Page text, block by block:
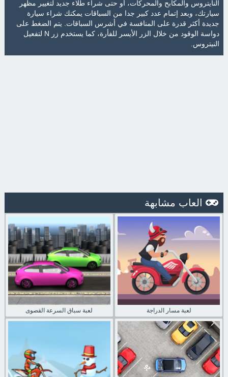
النايتروس والمكابح والمحركات، أو حتى شراء طلاء جديد لتغيير مظهر
سيارتك، وبعد إتمام عدد كبير جدا من السباقات يمكنك شراء سيارة
جديدة أكثر قدرة على المنافسة في أشرس السباقات. يتم الضغط على
دواسة الوقود من خلال الزر الأيسر للفأرة، كما يستخدم زر N لتفعيل
النيتروس.
العاب مشابهة
لعبة سباق السرعة القصوى لعبة مسار الدراجة